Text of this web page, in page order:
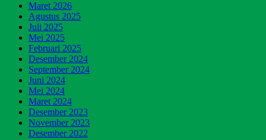
Maret 2026
Agustus 2025
Juli 2025
Mei 2025
Februari 2025
Desember 2024
September 2024
Juni 2024
Mei 2024
Maret 2024
Desember 2023
November 2023
Desember 2022